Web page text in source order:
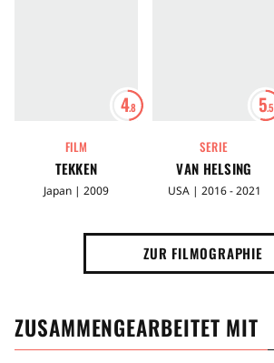
4.8
FILM
TEKKEN
Japan | 2009
5.5
SERIE
VAN HELSING
USA | 2016 - 2021
ZUR FILMOGRAPHIE
ZUSAMMENGEARBEITET MIT